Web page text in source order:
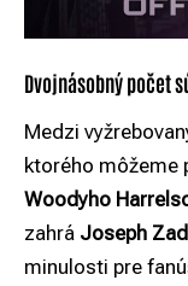
Dvojnásobný počet
Medzi
ktorého môžeme
Woodyho
zahrá Joseph
minulosti pre